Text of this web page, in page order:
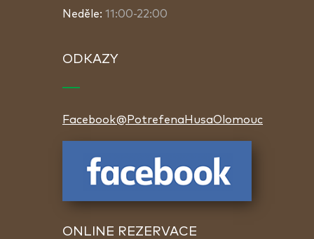
Neděle: 11:00-22:00
ODKAZY
Facebook@PotrefenaHusaOlomouc
ONLINE REZERVACE